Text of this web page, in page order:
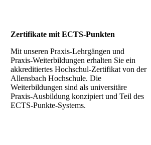
Zertifikate mit ECTS-Punkten
Mit unseren Praxis-Lehrgängen und
Praxis-Weiterbildungen erhalten Sie ein
akkreditiertes Hochschul-Zertifikat von der
Allensbach Hochschule. Die
Weiterbildungen sind als universitäre
Praxis-Ausbildung konzipiert und Teil des
ECTS-Punkte-Systems.